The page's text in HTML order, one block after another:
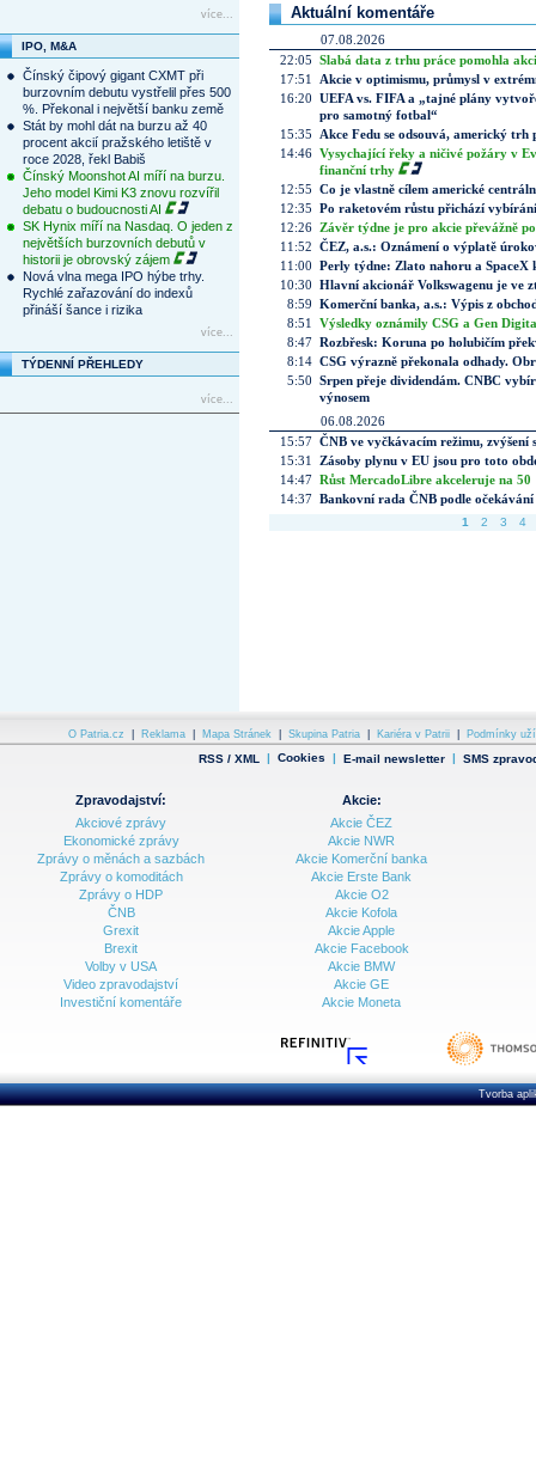
více...
IPO, M&A
Čínský čipový gigant CXMT při
burzovním debutu vystřelil přes 500
%. Překonal i největší banku země
Stát by mohl dát na burzu až 40
procent akcií pražského letiště v
roce 2028, řekl Babiš
Čínský Moonshot AI míří na burzu.
Jeho model Kimi K3 znovu rozvířil
debatu o budoucnosti AI
SK Hynix míří na Nasdaq. O jeden z
největších burzovních debutů v
historii je obrovský zájem
Nová vlna mega IPO hýbe trhy.
Rychlé zařazování do indexů
přináší šance i rizika
více...
TÝDENNÍ PŘEHLEDY
více...
Aktuální komentáře
07.08.2026
22:05 Slabá data z trhu práce pomohla
17:51
Akcie v optimismu, průmysl v
16:20 UEFA vs. FIFA a „tajné plány
pro samotný fotbal“
15:35
Akce Fedu se odsouvá, americký
14:46 Vysychající řeky a ničivé požáry v
finanční trhy
12:55 Co je vlastně cílem americké
12:35 Po raketovém růstu přichází
12:26 Závěr týdne je pro akcie převážně
11:52 ČEZ, a.s.: Oznámení o výplatě
11:00 Perly týdne: Zlato nahoru a SpaceX
10:30 Hlavní akcionář Volkswagenu je ve
8:59 Komerční banka, a.s.: Výpis z
8:51
Výsledky oznámily CSG a Gen
8:47 Rozbřesk: Koruna po holubičím
8:14 CSG výrazně překonala odhady.
5:50 Srpen přeje dividendám. CNBC
výnosem
06.08.2026
15:57 ČNB ve vyčkávacím režimu, zvýšení
15:31
Zásoby plynu v EU jsou pro toto
14:47 Růst MercadoLibre akceleruje na
14:37 Bankovní rada ČNB podle
1 2 3 4
O Patria.cz Reklama Mapa Stránek Skupina Patria Kariéra v Patrii Podmínky
RSS / XML | Cookies | E-mail newsletter | SMS
Zpravodajství:
Akciové zprávy
Ekonomické zprávy
Zprávy o měnách a sazbách
Zprávy o komoditách
Zprávy o HDP
ČNB
Grexit
Brexit
Volby v USA
Video zpravodajství
Investiční komentáře
Akcie:
Akcie ČEZ
Akcie NWR
Akcie Komerční banka
Akcie Erste Bank
Akcie O2
Akcie Kofola
Akcie Apple
Akcie Facebook
Akcie BMW
Akcie GE
Akcie Moneta
Tvorba